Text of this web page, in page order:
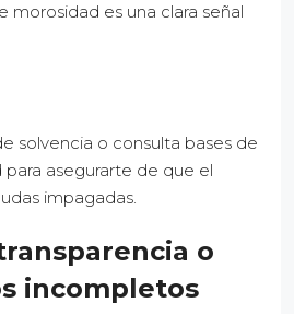
morosidad es una clara señal
solvencia o consulta bases de
asegurarte de que el
impagadas.
o
incompletos